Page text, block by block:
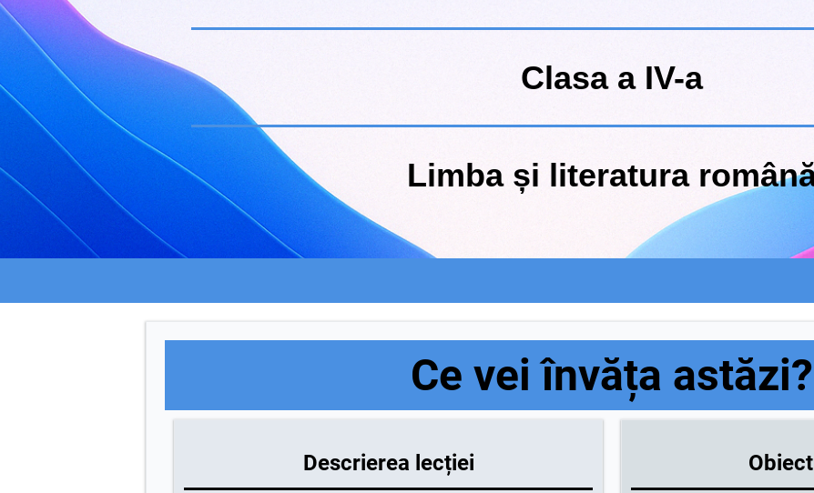
Clasa a IV-a
Limba și literatura
Ce vei învăța astăzi?
Descrierea lecției